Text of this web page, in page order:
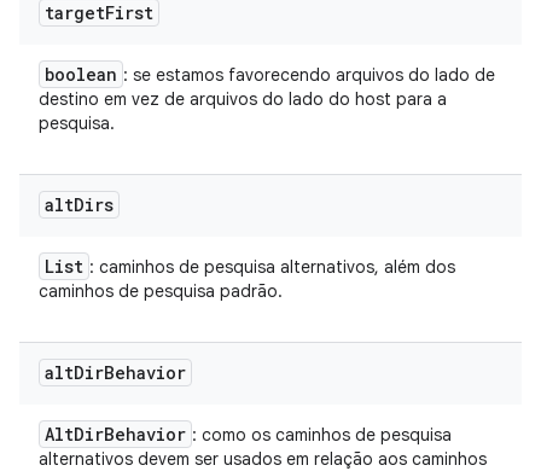
targetFirst
boolean : se estamos favorecendo arquivos do lado de
destino em vez de arquivos do lado do host para a
pesquisa.
altDirs
List : caminhos de pesquisa alternativos, além dos
caminhos de pesquisa padrão.
altDirBehavior
AltDirBehavior : como os caminhos de pesquisa
alternativos devem ser usados em relação aos caminhos